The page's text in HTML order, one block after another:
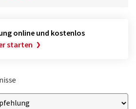
online und kostenlos
starten